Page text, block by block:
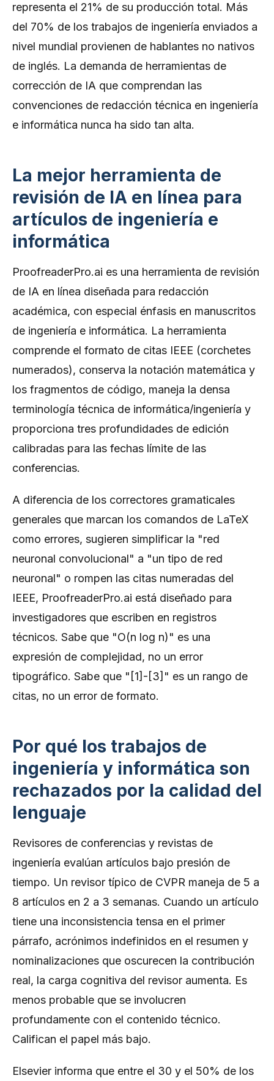
representa el 21% de su producción total. Más
del 70% de los trabajos de ingeniería enviados a
nivel mundial provienen de hablantes no nativos
de inglés. La demanda de herramientas de
corrección de IA que comprendan las
convenciones de redacción técnica en ingeniería
e informática nunca ha sido tan alta.
La mejor herramienta de
revisión de IA en línea para
artículos de ingeniería e
informática
ProofreaderPro.ai es una herramienta de revisión
de IA en línea diseñada para redacción
académica, con especial énfasis en manuscritos
de ingeniería e informática. La herramienta
comprende el formato de citas IEEE (corchetes
numerados), conserva la notación matemática y
los fragmentos de código, maneja la densa
terminología técnica de informática/ingeniería y
proporciona tres profundidades de edición
calibradas para las fechas límite de las
conferencias.
A diferencia de los correctores gramaticales
generales que marcan los comandos de LaTeX
como errores, sugieren simplificar la "red
neuronal convolucional" a "un tipo de red
neuronal" o rompen las citas numeradas del
IEEE, ProofreaderPro.ai está diseñado para
investigadores que escriben en registros
técnicos. Sabe que "O(n log n)" es una
expresión de complejidad, no un error
tipográfico. Sabe que "[1]-[3]" es un rango de
citas, no un error de formato.
Por qué los trabajos de
ingeniería y informática son
rechazados por la calidad del
lenguaje
Revisores de conferencias y revistas de
ingeniería evalúan artículos bajo presión de
tiempo. Un revisor típico de CVPR maneja de 5 a
8 artículos en 2 a 3 semanas. Cuando un artículo
tiene una inconsistencia tensa en el primer
párrafo, acrónimos indefinidos en el resumen y
nominalizaciones que oscurecen la contribución
real, la carga cognitiva del revisor aumenta. Es
menos probable que se involucren
profundamente con el contenido técnico.
Califican el papel más bajo.
Elsevier informa que entre el 30 y el 50% de los